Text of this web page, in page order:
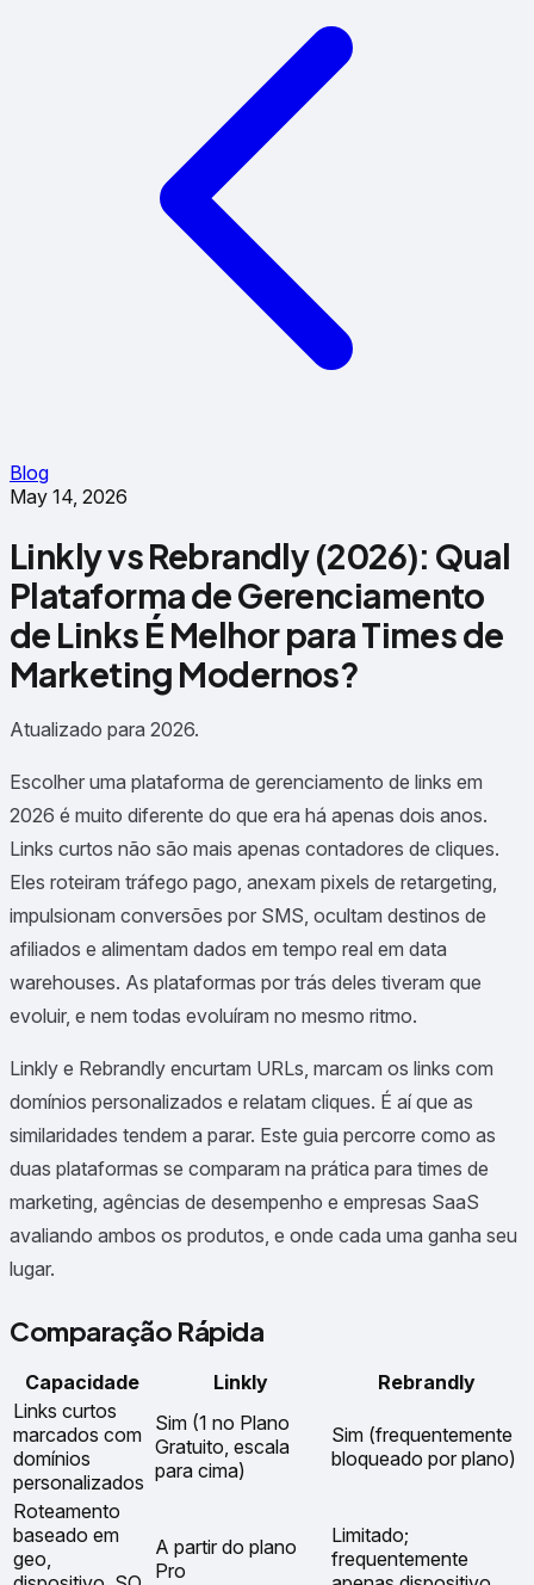
Blog
May 14, 2026
Linkly vs Rebrandly (2026): Qual
Plataforma de Gerenciamento
de Links É Melhor para Times de
Marketing Modernos?
Atualizado para 2026.
Escolher uma plataforma de gerenciamento de links em
2026 é muito diferente do que era há apenas dois anos.
Links curtos não são mais apenas contadores de cliques.
Eles roteiram tráfego pago, anexam pixels de retargeting,
impulsionam conversões por SMS, ocultam destinos de
afiliados e alimentam dados em tempo real em data
warehouses. As plataformas por trás deles tiveram que
evoluir, e nem todas evoluíram no mesmo ritmo.
Linkly e Rebrandly encurtam URLs, marcam os links com
domínios personalizados e relatam cliques. É aí que as
similaridades tendem a parar. Este guia percorre como as
duas plataformas se comparam na prática para times de
marketing, agências de desempenho e empresas SaaS
avaliando ambos os produtos, e onde cada uma ganha seu
lugar.
Comparação Rápida
Capacidade Linkly
Rebrandly
Links curtos
marcados com
domínios
personalizados
Sim (1 no Plano
Gratuito, escala
para cima)
Sim (frequentemente
bloqueado por plano)
Roteamento
baseado em
geo,
A partir do plano
Pro
Limitado;
frequentemente